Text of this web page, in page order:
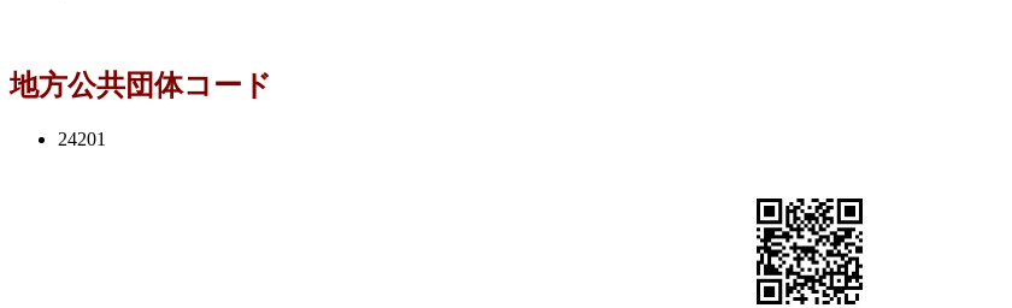
地方公共団体コード
24201